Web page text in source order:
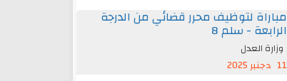
مباراة لتوظيف محرر قضائي من الدرجة
الرابعة - سلم 8
وزارة العدل
11 دجنبر 2025